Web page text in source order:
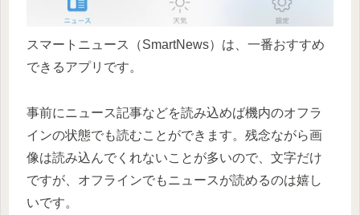
スマートニュース（SmartNews）は、一番おすすめ
できるアプリです。
事前にニュース記事などを読み込めば機内のオフラ
インの状態でも読むことができます。残念ながら画
像は読み込んでくれないことが多いので、文字だけ
ですが、オフラインでもニュースが読めるのは嬉し
いです。